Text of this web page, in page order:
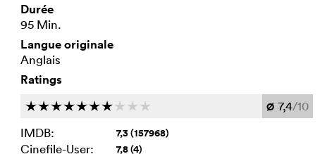
Durée
95 Min.
Langue originale
Anglais
Ratings
ccccccc c c c Ø 7,4/10
IMDB:
7,3 (157968)
Cinefile-User: 7,8 (4)